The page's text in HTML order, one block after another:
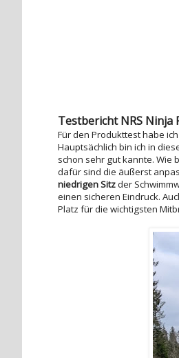
Testbericht NRS Ninja
Für den Produkttest habe
Hauptsächlich bin ich in
schon sehr gut kannte. Wie
dafür sind die äußerst
niedrigen Sitzder
einen sicheren Eindruck.
Platz für die wichtigsten